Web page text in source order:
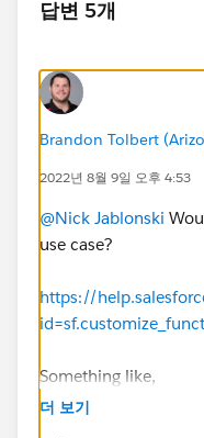
답변 5개
Brandon Tolbert
2022년 8월 9일 오후 4:53
@Nick Jablonski
use case?
https://
Something like,
더 보기